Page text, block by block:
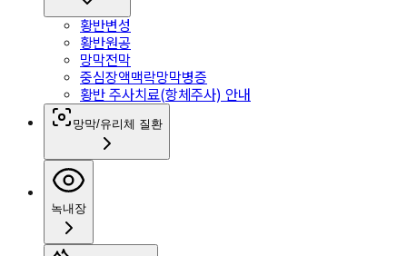
황반변성
황반원공
망막전막
중심장액맥락망막병증
황반 주사치료(항체주사) 안내
망막/유리체 질환
녹내장